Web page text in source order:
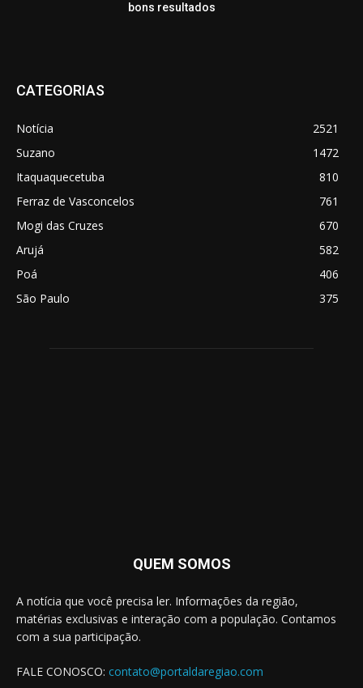
bons resultados
CATEGORIAS
Notícia
2521
Suzano
1472
Itaquaquecetuba
810
Ferraz de Vasconcelos
761
Mogi das Cruzes
670
Arujá
582
Poá
406
São Paulo
375
QUEM SOMOS
A notícia que você precisa ler. Informações da região,
matérias exclusivas e interação com a população. Contamos
com a sua participação.
FALE CONOSCO: contato@portaldaregiao.com